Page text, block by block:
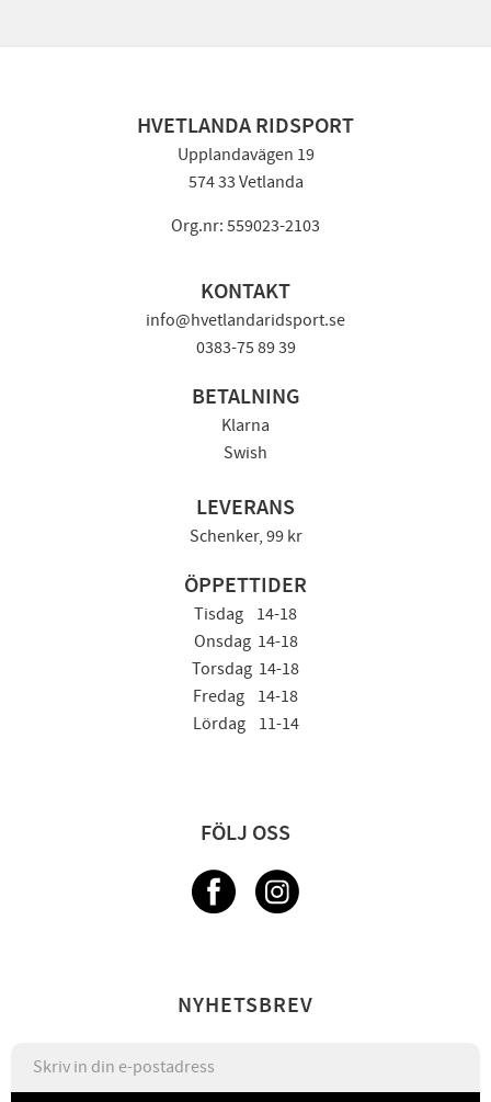
HVETLANDA RIDSPORT
Upplandavägen 19
574 33 Vetlanda
Org.nr: 559023-2103
KONTAKT
info@hvetlandaridsport.se
0383-75 89 39
BETALNING
Klarna
Swish
LEVERANS
Schenker, 99 kr
ÖPPETTIDER
Tisdag 14-18
Onsdag 14-18
Torsdag 14-18
Fredag 14-18
Lördag 11-14
FÖLJ OSS
NYHETSBREV